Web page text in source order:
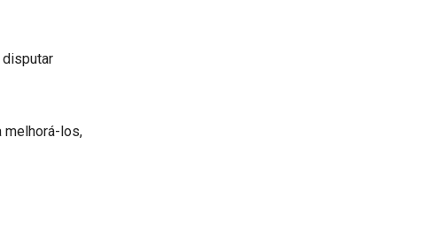
disputar
melhorá-los,